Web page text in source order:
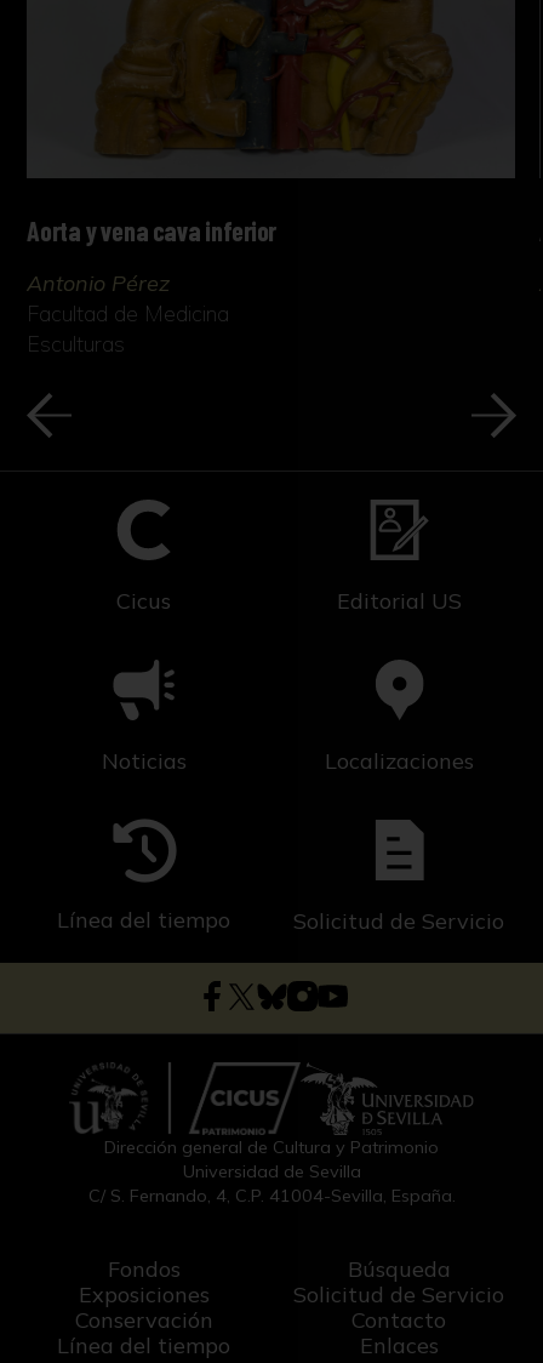
Aorta y vena cava inferior
Antonio Pérez
Facultad de Medicina
Esculturas
Cicus Editorial US
Noticias Localizaciones
Línea del tiempo Solicitud de Servicio
Dirección general de Cultura y Patrimonio
Universidad de Sevilla
C/ S. Fernando, 4, C.P. 41004-Sevilla, España.
Fondos
Exposiciones
Conservación
Línea del tiempo
Búsqueda
Solicitud de Servicio
Contacto
Enlaces